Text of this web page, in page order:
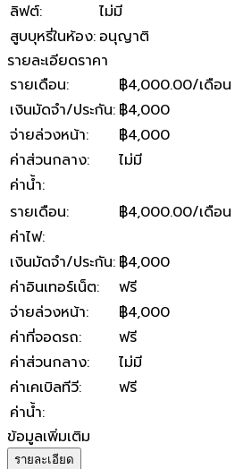
ลิฟต์:
ไม่มี
สูบบุหรี่ในห้อง: อนุญาติ
รายละเอียดราคา
รายเดือน: ฿4,000.00/เดือน
เงินมัดจำ/ประกัน: ฿4,000
จ่ายล่วงหน้า: ฿4,000
ค่าส่วนกลาง: ไม่มี
ค่าน้ำ:
รายเดือน:
฿4,000.00/เดือน
ค่าไฟ:
เงินมัดจำ/ประกัน: ฿4,000
ค่าอินเทอร์เน็ต:
ฟรี
จ่ายล่วงหน้า:
฿4,000
ค่าที่จอดรถ:
ฟรี
ค่าส่วนกลาง:
ไม่มี
ค่าเคเบิลทีวี:
ฟรี
ค่าน้ำ:
ข้อมูลเพิ่มเติม
รายละเอียด